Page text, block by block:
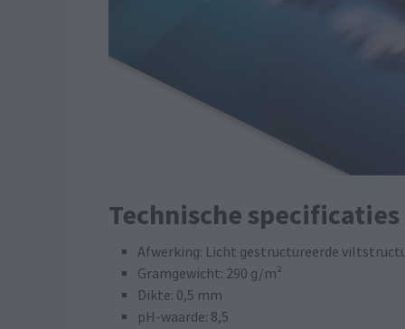
Technische
Afwerking: Licht gestructureerde
Gramgewicht: 290 g/m²
Dikte: 0,5 mm
pH-waarde: 8,5